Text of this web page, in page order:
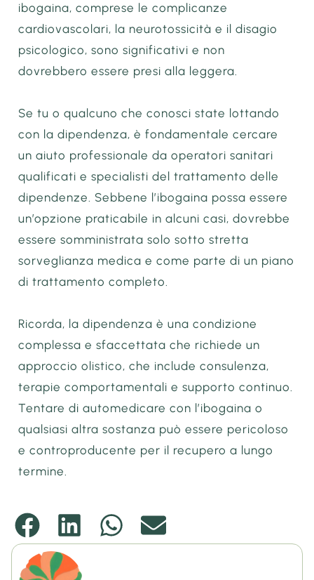
ibogaina, comprese le complicanze
cardiovascolari, la neurotossicità e il disagio
psicologico, sono significativi e non
dovrebbero essere presi alla leggera.
Se tu o qualcuno che conosci state lottando
con la dipendenza, è fondamentale cercare
un aiuto professionale da operatori sanitari
qualificati e specialisti del trattamento delle
dipendenze. Sebbene l’ibogaina possa essere
un’opzione praticabile in alcuni casi, dovrebbe
essere somministrata solo sotto stretta
sorveglianza medica e come parte di un piano
di trattamento completo.
Ricorda, la dipendenza è una condizione
complessa e sfaccettata che richiede un
approccio olistico, che include consulenza,
terapie comportamentali e supporto continuo.
Tentare di automedicare con l’ibogaina o
qualsiasi altra sostanza può essere pericoloso
e controproducente per il recupero a lungo
termine.